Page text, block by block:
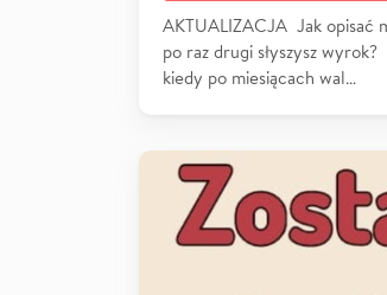
AKTUALIZACJA Jak opisać
po raz drugi słyszysz wyrok?
kiedy po miesiącach wal…